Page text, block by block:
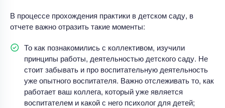
В процессе прохождения практики в детском саду, в
отчете важно отразить такие моменты:
То как познакомились с коллективом, изучили
принципы работы, деятельностью детского саду. Не
стоит забывать и про воспитательную деятельность
уже опытного воспитателя. Важно отслеживать то, как
работает ваш коллега, который уже является
воспитателем и какой с него психолог для детей;